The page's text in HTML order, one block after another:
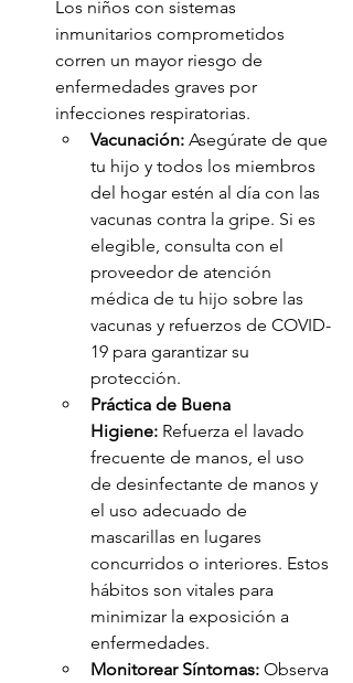
Los niños con sistemas
inmunitarios comprometidos
corren un mayor riesgo de
enfermedades graves por
infecciones respiratorias.
Vacunación: Asegúrate de que
tu hijo y todos los miembros
del hogar estén al día con las
vacunas contra la gripe. Si es
elegible, consulta con el
proveedor de atención
médica de tu hijo sobre las
vacunas y refuerzos de COVID-
19 para garantizar su
protección.
Práctica de Buena
Higiene: Refuerza el lavado
frecuente de manos, el uso
de desinfectante de manos y
el uso adecuado de
mascarillas en lugares
concurridos o interiores. Estos
hábitos son vitales para
minimizar la exposición a
enfermedades.
Monitorear Síntomas: Observa